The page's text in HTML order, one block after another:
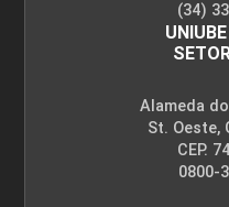
(34)
Alameda
St. Oeste,
CEP.
0800-